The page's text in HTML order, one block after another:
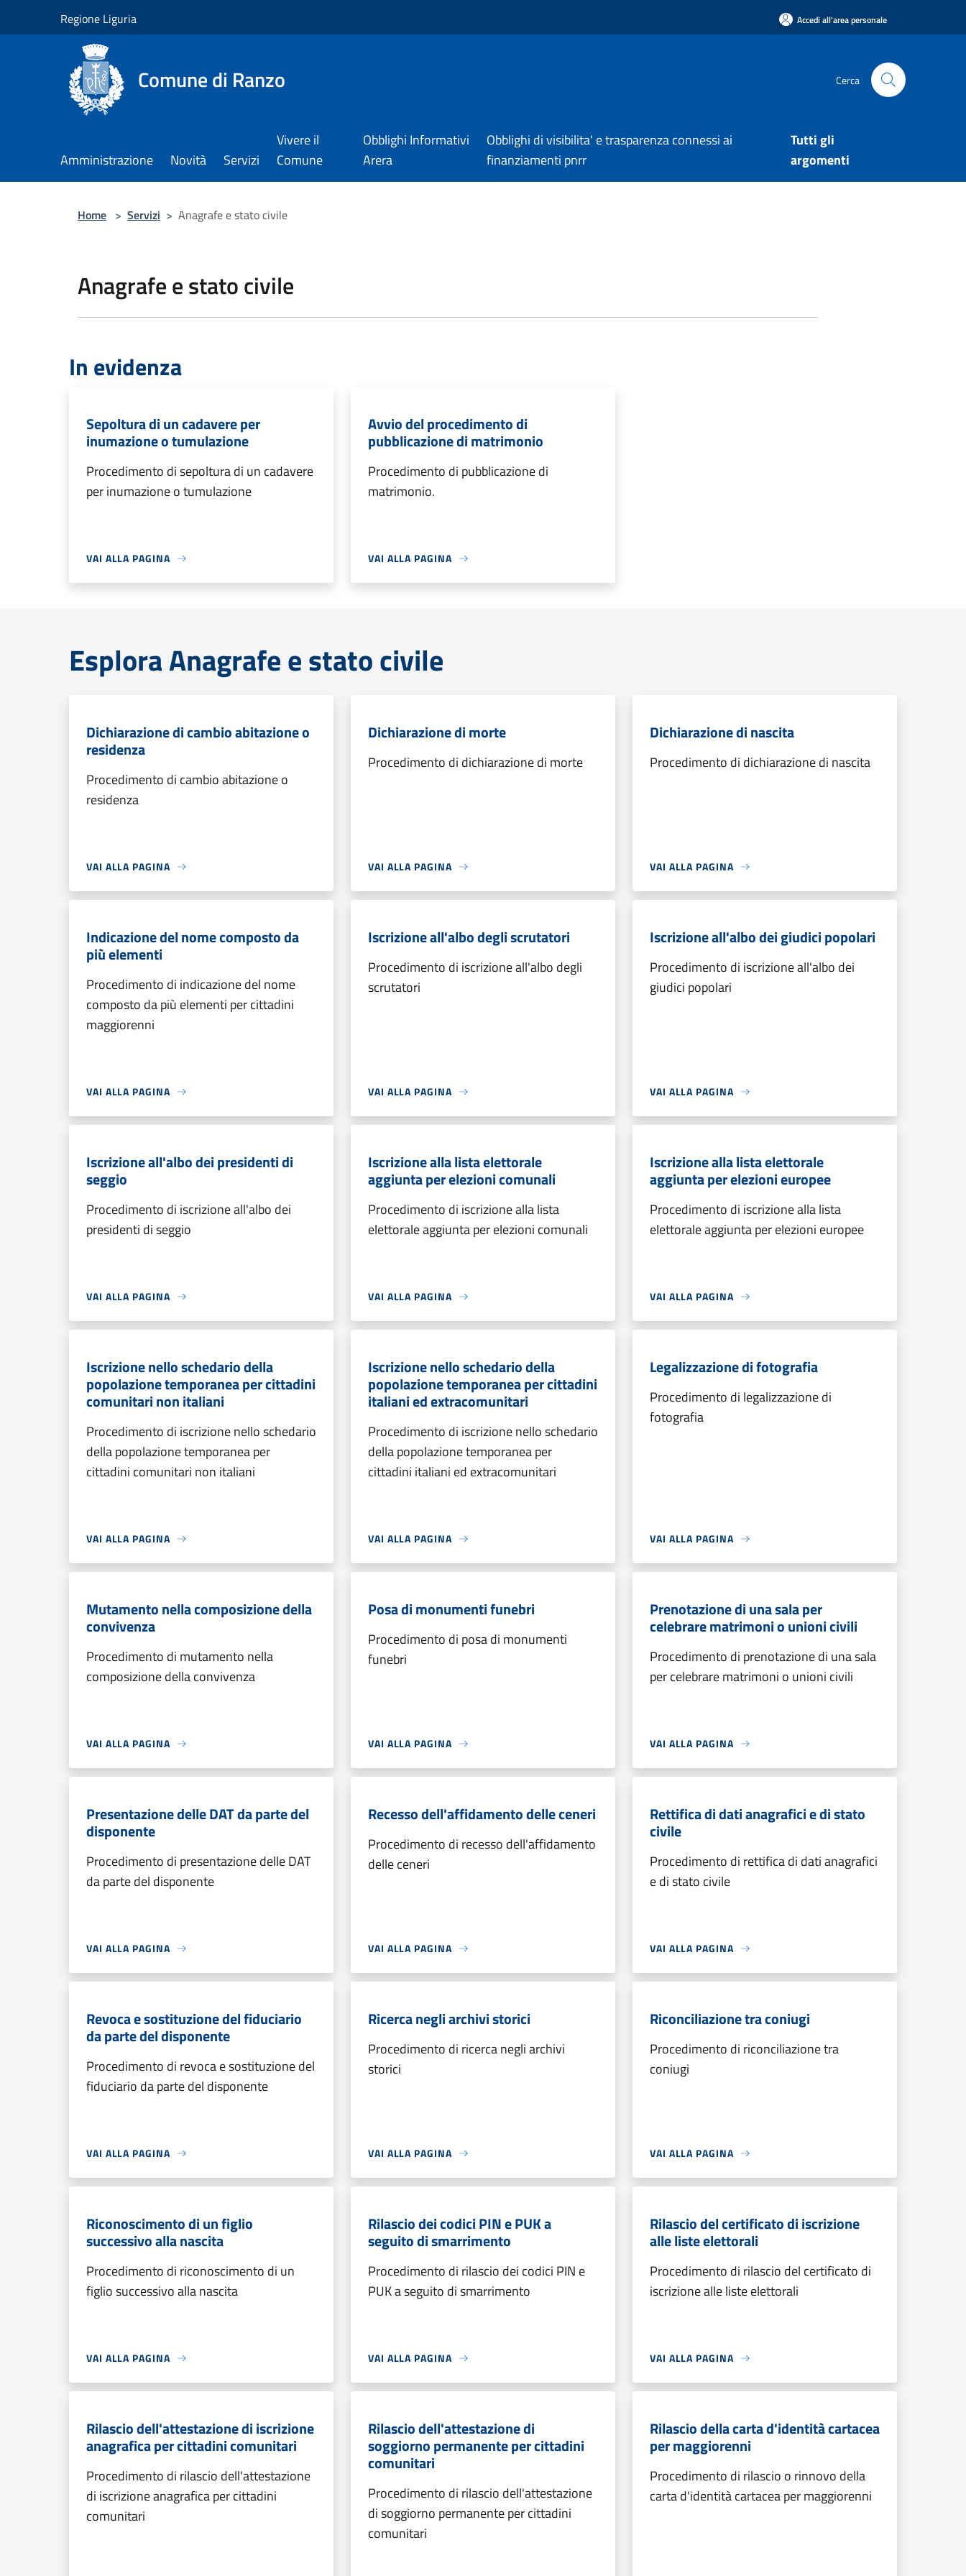
Regione Liguria Accedi all'area personale
Comune di Ranzo Cerca
Amministrazione Novità Servizi
Vivere il
Comune
Obblighi Informativi
Arera
Obblighi di visibilita' e trasparenza connessi ai
finanziamenti pnrr
Tutti gli
argomenti
Home > Servizi > Anagrafe e stato civile
Anagrafe e stato civile
In evidenza
Sepoltura di un cadavere per
inumazione o tumulazione
Procedimento di sepoltura di un cadavere
per inumazione o tumulazione
VAI ALLA PAGINA
Avvio del procedimento di
pubblicazione di matrimonio
Procedimento di pubblicazione di
matrimonio.
VAI ALLA PAGINA
Esplora Anagrafe e stato civile
Dichiarazione di cambio abitazione o
residenza
Procedimento di cambio abitazione o
residenza
VAI ALLA PAGINA
Dichiarazione di morte
Procedimento di dichiarazione di morte
VAI ALLA PAGINA
Dichiarazione di nascita
Procedimento di dichiarazione di nascita
VAI ALLA PAGINA
Indicazione del nome composto da
più elementi
Procedimento di indicazione del nome
composto da più elementi per cittadini
maggiorenni
VAI ALLA PAGINA
Iscrizione all'albo degli scrutatori
Procedimento di iscrizione all'albo degli
scrutatori
VAI ALLA PAGINA
Iscrizione all'albo dei giudici popolari
Procedimento di iscrizione all'albo dei
giudici popolari
VAI ALLA PAGINA
Iscrizione all'albo dei presidenti di
seggio
Procedimento di iscrizione all'albo dei
presidenti di seggio
VAI ALLA PAGINA
Iscrizione alla lista elettorale
aggiunta per elezioni comunali
Procedimento di iscrizione alla lista
elettorale aggiunta per elezioni comunali
VAI ALLA PAGINA
Iscrizione alla lista elettorale
aggiunta per elezioni europee
Procedimento di iscrizione alla lista
elettorale aggiunta per elezioni europee
VAI ALLA PAGINA
Iscrizione nello schedario della
popolazione temporanea per cittadini
comunitari non italiani
Procedimento di iscrizione nello schedario
della popolazione temporanea per
cittadini comunitari non italiani
VAI ALLA PAGINA
Iscrizione nello schedario della
popolazione temporanea per cittadini
italiani ed extracomunitari
Procedimento di iscrizione nello schedario
della popolazione temporanea per
cittadini italiani ed extracomunitari
VAI ALLA PAGINA
Legalizzazione di fotografia
Procedimento di legalizzazione di
fotografia
VAI ALLA PAGINA
Mutamento nella composizione della
convivenza
Procedimento di mutamento nella
composizione della convivenza
VAI ALLA PAGINA
Posa di monumenti funebri
Procedimento di posa di monumenti
funebri
VAI ALLA PAGINA
Prenotazione di una sala per
celebrare matrimoni o unioni civili
Procedimento di prenotazione di una sala
per celebrare matrimoni o unioni civili
VAI ALLA PAGINA
Presentazione delle DAT da parte del
disponente
Procedimento di presentazione delle DAT
da parte del disponente
VAI ALLA PAGINA
Recesso dell'affidamento delle ceneri
Procedimento di recesso dell'affidamento
delle ceneri
VAI ALLA PAGINA
Rettifica di dati anagrafici e di stato
civile
Procedimento di rettifica di dati anagrafici
e di stato civile
VAI ALLA PAGINA
Revoca e sostituzione del fiduciario
da parte del disponente
Procedimento di revoca e sostituzione del
fiduciario da parte del disponente
VAI ALLA PAGINA
Ricerca negli archivi storici
Procedimento di ricerca negli archivi
storici
VAI ALLA PAGINA
Riconciliazione tra coniugi
Procedimento di riconciliazione tra
coniugi
VAI ALLA PAGINA
Riconoscimento di un figlio
successivo alla nascita
Procedimento di riconoscimento di un
figlio successivo alla nascita
VAI ALLA PAGINA
Rilascio dei codici PIN e PUK a
seguito di smarrimento
Procedimento di rilascio dei codici PIN e
PUK a seguito di smarrimento
VAI ALLA PAGINA
Rilascio del certificato di iscrizione
alle liste elettorali
Procedimento di rilascio del certificato di
iscrizione alle liste elettorali
VAI ALLA PAGINA
Rilascio dell'attestazione di iscrizione
anagrafica per cittadini comunitari
Procedimento di rilascio dell'attestazione
di iscrizione anagrafica per cittadini
comunitari
Rilascio dell'attestazione di
soggiorno permanente per cittadini
comunitari
Procedimento di rilascio dell'attestazione
di soggiorno permanente per cittadini
comunitari
Rilascio della carta d'identità cartacea
per maggiorenni
Procedimento di rilascio o rinnovo della
carta d'identità cartacea per maggiorenni